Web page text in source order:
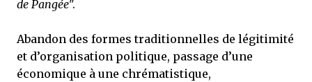
de Pangée".
Abandon des formes traditionnelles de légitimité
et d’organisation politique, passage d’une
économique à une chrématistique,